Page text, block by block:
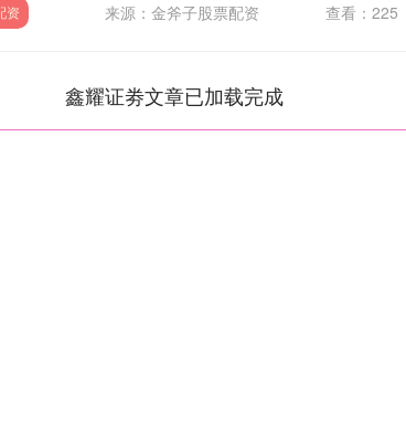
资 来源：金斧子股票配资 查看： 225
鑫耀证劵文章已加载完成